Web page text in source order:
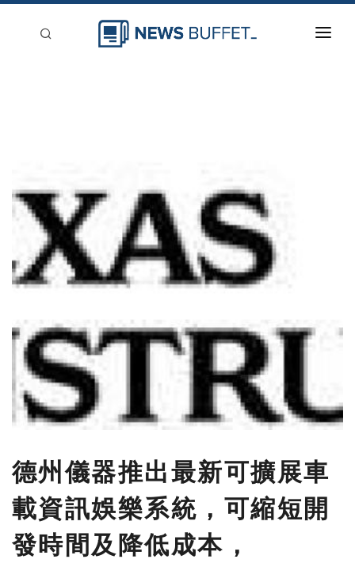
德州儀器推出最新可擴展車
載資訊娛樂系統，可縮短開
發時間及降低成本，